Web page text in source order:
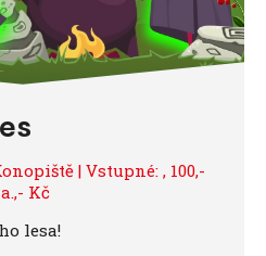
| Vstupné: , 100,-
Kč
lesa!